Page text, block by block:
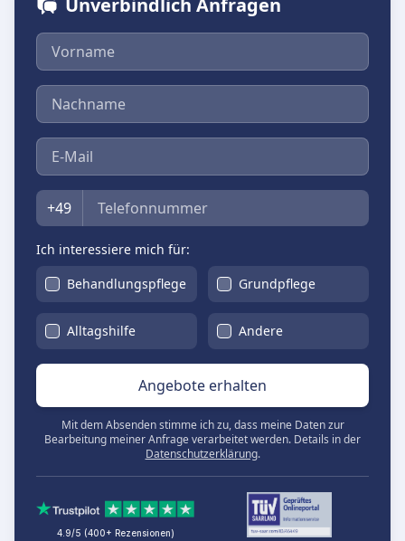
Unverbindlich Anfragen
Vorname
Nachname
E-Mail
Telefon
+49
Ich interessiere mich für:
Behandlungspflege
Grundpflege
Alltagshilfe Andere
Angebote erhalten
Mit dem Absenden stimme ich zu, dass meine Daten zur
Bearbeitung meiner Anfrage verarbeitet werden. Details in der
Datenschutzerklärung.
4.9/5 (400+ Rezensionen)